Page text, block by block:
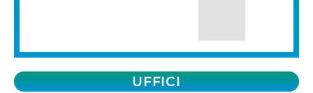
UFFICI